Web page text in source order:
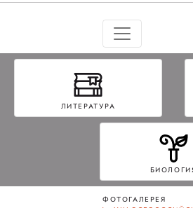
ЛИТЕРАТУРА
ФОТОГАЛЕРЕЯ